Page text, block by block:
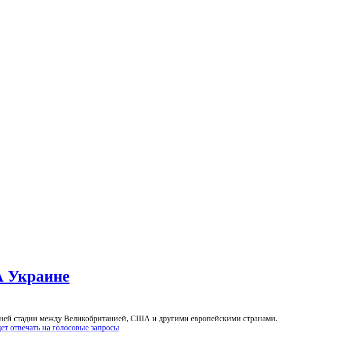
Украине
стадии между Великобританией, США и другими европейскими странами.
отвечать на голосовые запросы